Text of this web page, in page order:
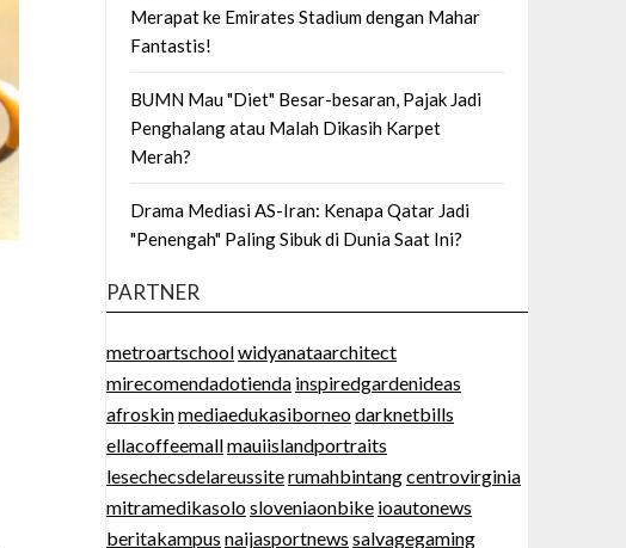
Merapat ke Emirates Stadium dengan Mahar
Fantastis!
BUMN Mau "Diet" Besar-besaran, Pajak Jadi
Penghalang atau Malah Dikasih Karpet
Merah?
Drama Mediasi AS-Iran: Kenapa Qatar Jadi
"Penengah" Paling Sibuk di Dunia Saat Ini?
PARTNER
metroartschoolwidyanataarchitect
mirecomendadotienda inspiredgardenideas
afroskinmediaedukasiborneodarknetbills
ellacoffeemallmauiislandportraits
lesechecsdelareussiterumahbintangcentrovirginia
mitramedikasolosloveniaonbike ioautonews
beritakampus naijasportnews salvagegaming